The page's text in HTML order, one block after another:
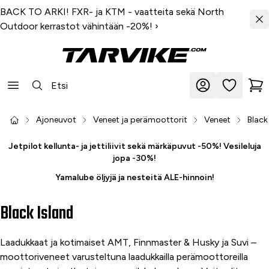
BACK TO ARKI! FXR- ja KTM - vaatteita sekä North
Outdoor kerrastot vähintään -20%! ›
Ajoneuvot Veneet ja perämoottorit Veneet
Jetpilot kellunta- ja jettiliivit sekä märkäpuvut -50%! Vesileluja
jopa -30%!
Yamalube öljyjä ja nesteitä ALE-hinnoin!
Black Island
Laadukkaat ja kotimaiset AMT, Finnmaster & Husky ja Suvi –
moottoriveneet varusteltuna laadukkailla perämoottoreilla